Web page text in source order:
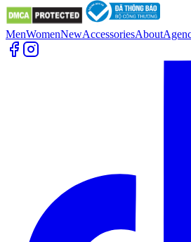
MenWomenNewAccessoriesAbout